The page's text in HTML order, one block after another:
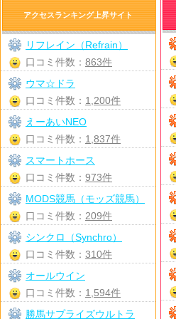
アクセスランキング上昇サイト
リフレイン（Refrain）
口コミ件数： 863件
ウマ☆ドラ
口コミ件数： 1,200件
えーあいNEO
口コミ件数： 1,837件
スマートホース
口コミ件数： 973件
MODS競馬（モッズ競馬）
口コミ件数： 209件
シンクロ（Synchro）
口コミ件数： 310件
オールウイン
口コミ件数： 1,594件
勝馬サプライズウルトラ